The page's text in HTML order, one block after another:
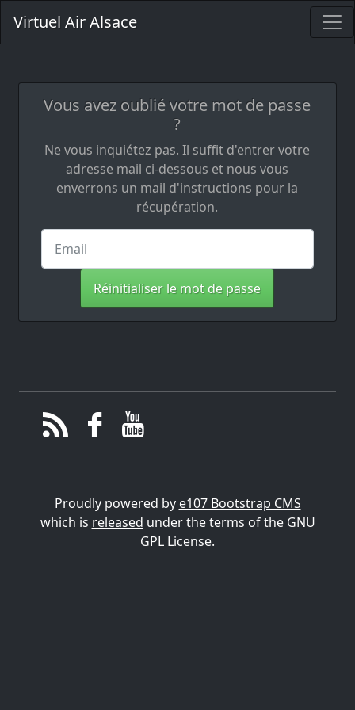
Virtuel Air Alsace
Vous avez oublié votre mot de passe
?
Ne vous inquiétez pas. Il suffit d'entrer votre
adresse mail ci-dessous et nous vous
enverrons un mail d'instructions pour la
récupération.
Réinitialiser le mot de passe
Proudly powered by e107 Bootstrap CMS
which is released under the terms of the GNU
GPL License.